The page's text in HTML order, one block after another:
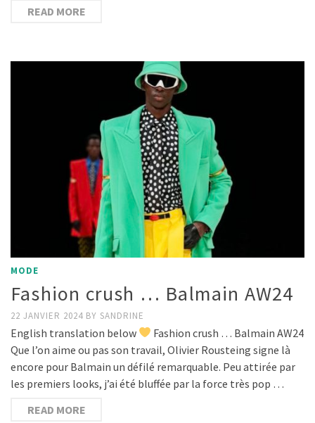
READ MORE
MODE
Fashion crush … Balmain AW24
22 JANVIER 2024 BY SANDRINE
English translation below
Fashion crush … Balmain AW24
Que l’on aime ou pas son travail, Olivier Rousteing signe là
encore pour Balmain un défilé remarquable. Peu attirée par
les premiers looks, j’ai été bluffée par la force très pop …
READ MORE